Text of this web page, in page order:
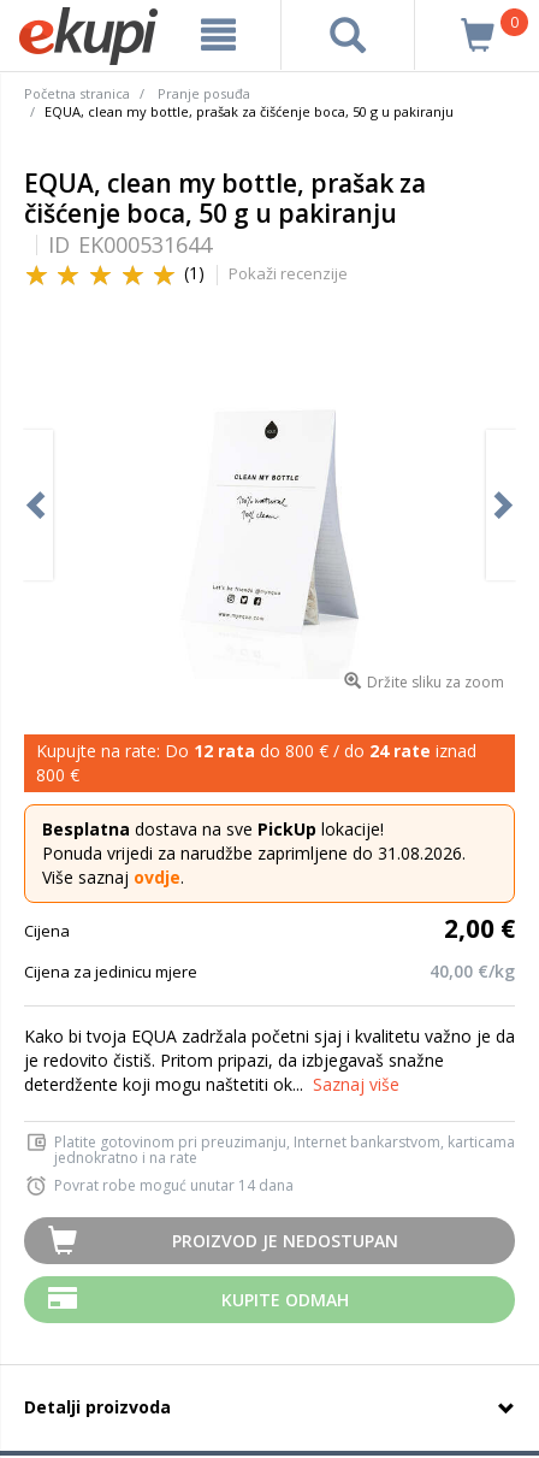
0
Početna stranica
Pranje posuđa
EQUA, clean my bottle, prašak za čišćenje boca, 50 g u pakiranju
EQUA, clean my bottle, prašak za
čišćenje boca, 50 g u pakiranju
ID EK000531644
(1) Pokaži recenzije
Držite sliku za zoom
Kupujte na rate: Do 12 rata do 800 € / do 24 rate iznad
800 €
Besplatna dostava na sve PickUp lokacije!
Ponuda vrijedi za narudžbe zaprimljene do 31.08.2026.
Više saznaj ovdje.
Cijena 2,00 €
Cijena za jedinicu mjere 40,00 €/kg
Kako bi tvoja EQUA zadržala početni sjaj i kvalitetu važno je da
je redovito čistiš. Pritom pripazi, da izbjegavaš snažne
deterdžente koji mogu naštetiti ok... Saznaj više
Platite gotovinom pri preuzimanju, Internet bankarstvom, karticama
jednokratno i na rate
Povrat robe moguć unutar 14 dana
PROIZVOD JE NEDOSTUPAN
KUPITE ODMAH
Detalji proizvoda